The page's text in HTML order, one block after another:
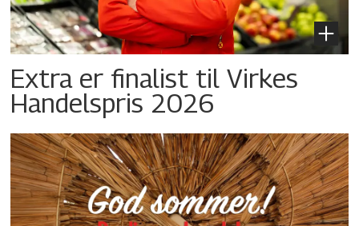
Extra er finalist til Virkes
Handelspris 2026